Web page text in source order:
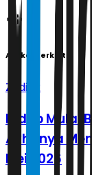
Artikel Terkait
Zodiak
Hidup Mulai
Akhirnya
Mei 2026